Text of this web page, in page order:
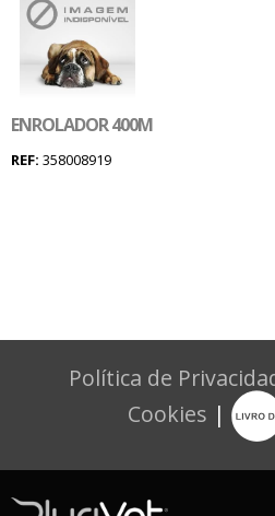
ENROLADOR 400M
REF: 358008919
Política de
Cookies |